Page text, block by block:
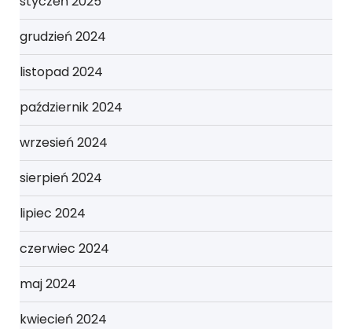
grudzień 2024
listopad 2024
październik 2024
wrzesień 2024
sierpień 2024
lipiec 2024
czerwiec 2024
maj 2024
kwiecień 2024